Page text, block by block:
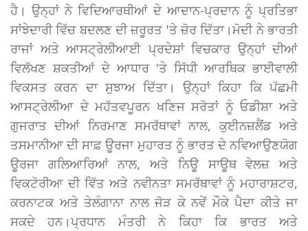
ਹੈ। ਉਨ੍ਹਾਂ ਨੇ ਵਿਦਿਆਰਥੀਆਂ ਦੇ ਆਦਾਨ-ਪ੍ਰਦਾਨ ਨੂੰ ਪ੍ਰਤਿਭਾ
ਸਾਂਝੇਦਾਰੀ ਵਿੱਚ ਬਦਲਣ ਦੀ ਜ਼ਰੂਰਤ 'ਤੇ ਜ਼ੋਰ ਦਿੱਤਾ।ਮੋਦੀ ਨੇ ਭਾਰਤੀ
ਰਾਜਾਂ ਅਤੇ ਆਸਟ੍ਰੇਲੀਆਈ ਪ੍ਰਦੇਸ਼ਾਂ ਵਿਚਕਾਰ ਉਨ੍ਹਾਂ ਦੀਆਂ
ਵਿਲੱਖਣ ਸ਼ਕਤੀਆਂ ਦੇ ਆਧਾਰ 'ਤੇ ਸਿੱਧੀ ਆਰਥਿਕ ਭਾਈਵਾਲੀ
ਵਿਕਸਤ ਕਰਨ ਦਾ ਸੁਝਾਅ ਦਿੱਤਾ। ਉਨ੍ਹਾਂ ਕਿਹਾ ਕਿ ਪੱਛਮੀ
ਆਸਟ੍ਰੇਲੀਆ ਦੇ ਮਹੱਤਵਪੂਰਨ ਖਣਿਜ ਸਰੋਤਾਂ ਨੂੰ ਓਡੀਸ਼ਾ ਅਤੇ
ਗੁਜਰਾਤ ਦੀਆਂ ਨਿਰਮਾਣ ਸਮਰੱਥਾਵਾਂ ਨਾਲ, ਕੁਈਨਜ਼ਲੈਂਡ ਅਤੇ
ਤਸਮਾਨੀਆ ਦੀ ਸਾਫ਼ ਊਰਜਾ ਮੁਹਾਰਤ ਨੂੰ ਭਾਰਤ ਦੇ ਨਵਿਆਉਣਯੋਗ
ਊਰਜਾ ਗਲਿਆਰਿਆਂ ਨਾਲ, ਅਤੇ ਨਿਊ ਸਾਊਥ ਵੇਲਜ਼ ਅਤੇ
ਵਿਕਟੋਰੀਆ ਦੀ ਵਿੱਤ ਅਤੇ ਨਵੀਨਤਾ ਸਮਰੱਥਾਵਾਂ ਨੂੰ ਮਹਾਰਾਸ਼ਟਰ,
ਕਰਨਾਟਕ ਅਤੇ ਤੇਲੰਗਾਨਾ ਨਾਲ ਜੋੜ ਕੇ ਨਵੇਂ ਮੌਕੇ ਪੈਦਾ ਕੀਤੇ ਜਾ
ਸਕਦੇ ਹਨ।ਪ੍ਰਧਾਨ ਮੰਤਰੀ ਨੇ ਕਿਹਾ ਕਿ ਭਾਰਤ ਅਤੇ